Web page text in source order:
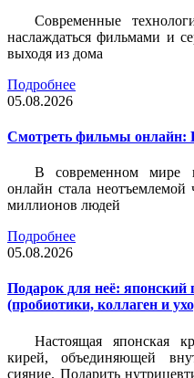
Современные
наслаждаться фильмами и
выходя из дома
Подробнее
05.08.2026
Смотреть фильмы онлайн:
В современном мире
онлайн стала
миллионов людей
Подробнее
05.08.2026
Подарок для неё: японский
(пробиотики, коллаген и
Настоящая японская
кирей, объединяющей
сияние. Подарить